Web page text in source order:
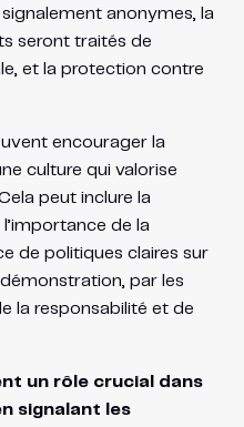
anonymes, la
seront traités de
et la protection contre
encourager la
culture qui valorise
peut inclure la
de la
de politiques claires sur
par les
la responsabilité et de
un rôle crucial dans
signalant les